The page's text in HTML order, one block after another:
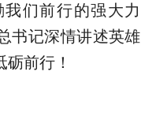
们前行的强大力
书记深情讲述英雄
前行！